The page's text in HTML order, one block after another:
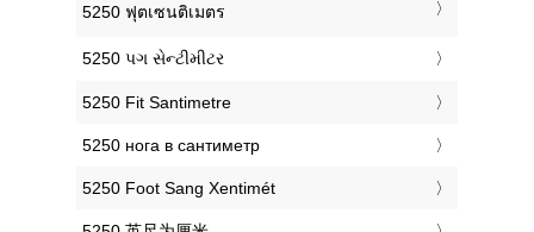
‎5250 ฟุตเซนติเมตร
‎5250 પગ સેન્ટીમીટર
‎5250 Fit Santimetre
‎5250 нога в сантиметр
‎5250 Foot Sang Xentimét